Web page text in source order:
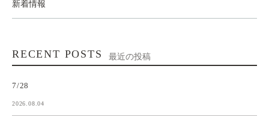
新着情報
RECENT POSTS 最近の投稿
7/28
2026.08.04